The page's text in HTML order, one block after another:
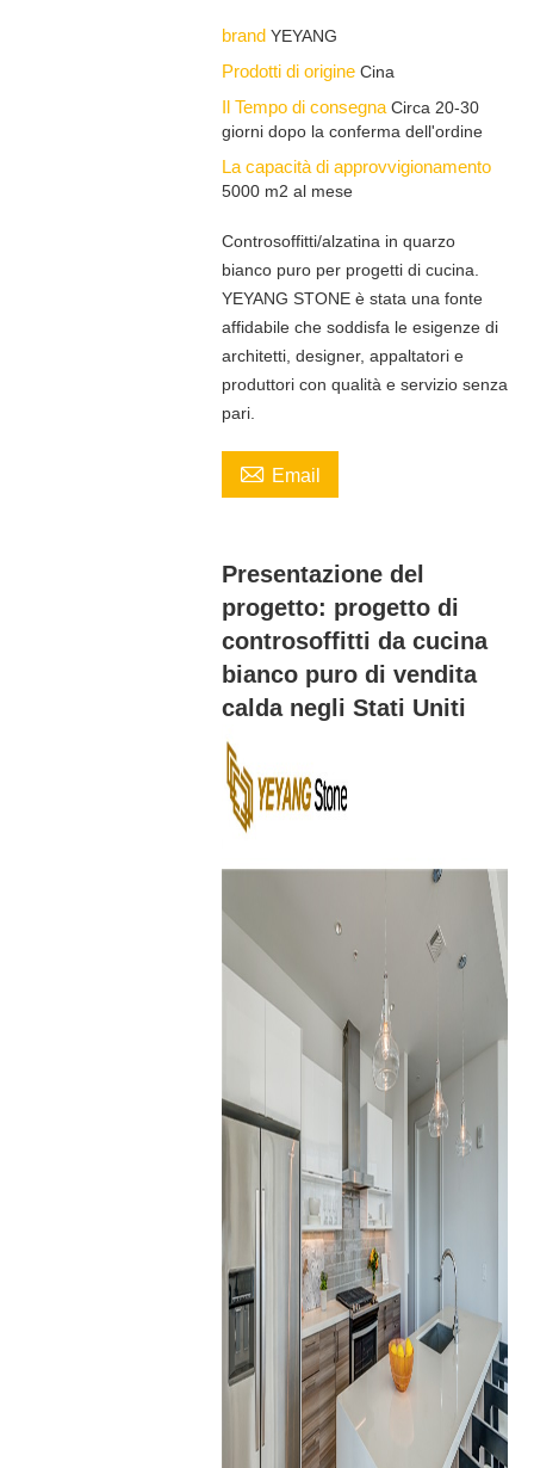
brand YEYANG
Prodotti di origine Cina
Il Tempo di consegna Circa 20-30
giorni dopo la conferma dell'ordine
La capacità di approvvigionamento
5000 m2 al mese
Controsoffitti/alzatina in quarzo
bianco puro per progetti di cucina.
YEYANG STONE è stata una fonte
affidabile che soddisfa le esigenze di
architetti, designer, appaltatori e
produttori con qualità e servizio senza
pari.
 Email
Presentazione del
progetto: progetto di
controsoffitti da cucina
bianco puro di vendita
calda negli Stati Uniti